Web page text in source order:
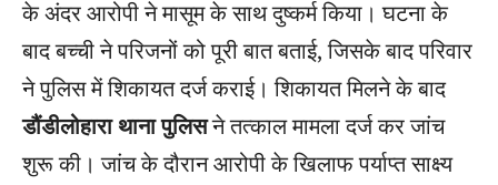
के अंदर आरोपी ने मासूम के साथ दुष्कर्म किया। घटना के
बाद बच्ची ने परिजनों को पूरी बात बताई, जिसके बाद परिवार
ने पुलिस में शिकायत दर्ज कराई। शिकायत मिलने के बाद
डौंडीलोहारा थाना पुलिसने तत्काल मामला दर्ज कर जांच
शुरू की। जांच के दौरान आरोपी के खिलाफ पर्याप्त साक्ष्य